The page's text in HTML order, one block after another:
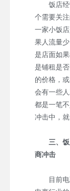
饭店经
个需要关
一家小饭
果人流量
是店面如
是铺租是
的价格，
会有一些
都是一笔
冲击中，就
三、
商冲击
目前电商